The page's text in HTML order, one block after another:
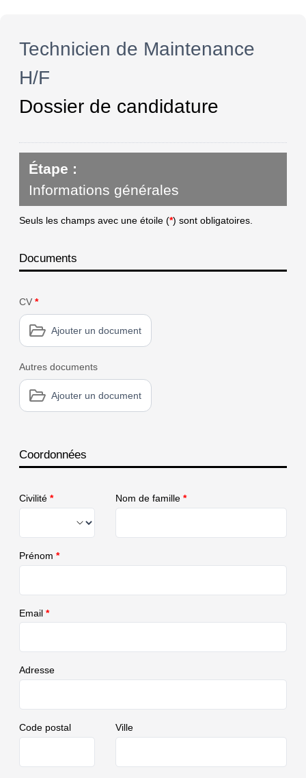
Technicien de Maintenance
H/F
Dossier de candidature
Étape :
Informations générales
Seuls les champs avec une étoile (*) sont obligatoires.
Documents
CV *
Ajouter un document
Autres documents
Ajouter un document
Coordonnées
Civilité * Nom de famille *
Prénom *
Email *
Adresse
Code postal Ville